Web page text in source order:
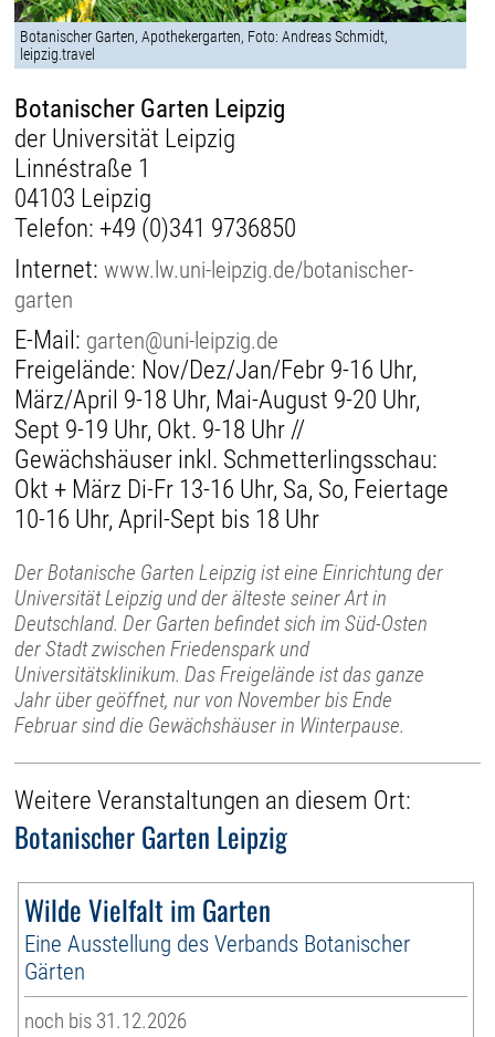
Botanischer Garten, Apothekergarten, Foto: Andreas Schmidt,
leipzig.travel
Botanischer Garten Leipzig
der Universität Leipzig
Linnéstraße 1
04103 Leipzig
Telefon: +49 (0)341 9736850
Internet:www.lw.uni-leipzig.de/botanischer-
garten
E-Mail: garten@uni-leipzig.de
Freigelände: Nov/Dez/Jan/Febr 9-16 Uhr,
März/April 9-18 Uhr, Mai-August 9-20 Uhr,
Sept 9-19 Uhr, Okt. 9-18 Uhr //
Gewächshäuser inkl. Schmetterlingsschau:
Okt + März Di-Fr 13-16 Uhr, Sa, So, Feiertage
10-16 Uhr, April-Sept bis 18 Uhr
Der Botanische Garten Leipzig ist eine Einrichtung der
Universität Leipzig und der älteste seiner Art in
Deutschland. Der Garten befindet sich im Süd-Osten
der Stadt zwischen Friedenspark und
Universitätsklinikum. Das Freigelände ist das ganze
Jahr über geöffnet, nur von November bis Ende
Februar sind die Gewächshäuser in Winterpause.
Weitere Veranstaltungen an diesem Ort:
Botanischer Garten Leipzig
Wilde Vielfalt im Garten
Eine Ausstellung des Verbands Botanischer
Gärten
noch bis 31.12.2026